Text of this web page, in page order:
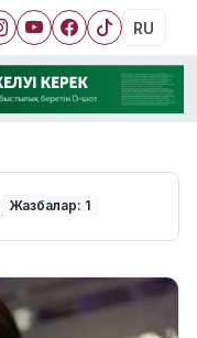
RU
Жазбалар: 1